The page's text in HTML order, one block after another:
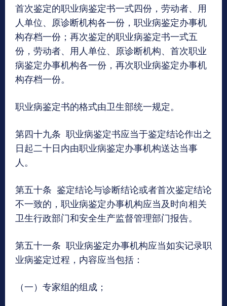
首次鉴定的职业病鉴定书一式四份，劳动者、用
人单位、原诊断机构各一份，职业病鉴定办事机
构存档一份；再次鉴定的职业病鉴定书一式五
份，劳动者、用人单位、原诊断机构、首次职业
病鉴定办事机构各一份，再次职业病鉴定办事机
构存档一份。
职业病鉴定书的格式由卫生部统一规定。
第四十九条 职业病鉴定书应当于鉴定结论作出之
日起二十日内由职业病鉴定办事机构送达当事
人。
第五十条 鉴定结论与诊断结论或者首次鉴定结论
不一致的，职业病鉴定办事机构应当及时向相关
卫生行政部门和安全生产监督管理部门报告。
第五十一条 职业病鉴定办事机构应当如实记录职
业病鉴定过程，内容应当包括：
（一）专家组的组成；